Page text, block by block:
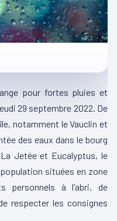
pour fortes pluies et
29 septembre 2022. De
notamment leVauclin et
des eaux dans le bourg
Jetée et Eucalyptus, le
situées en zone
personnels à l’abri, de
respecter les consignes